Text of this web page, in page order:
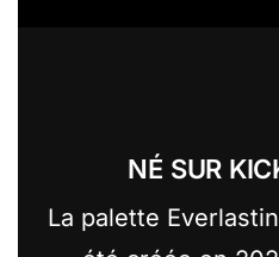
NÉ SUR
La palette